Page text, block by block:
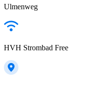
Ulmenweg
HVH Strombad Free